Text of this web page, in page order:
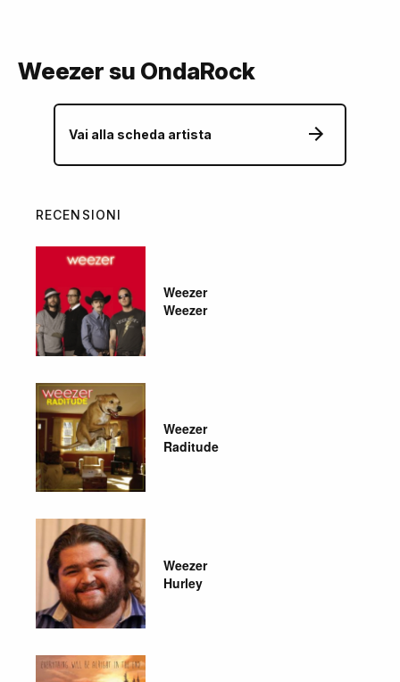
Weezer su OndaRock
Vai alla scheda artista
RECENSIONI
Weezer
Weezer
Weezer
Raditude
Weezer
Hurley